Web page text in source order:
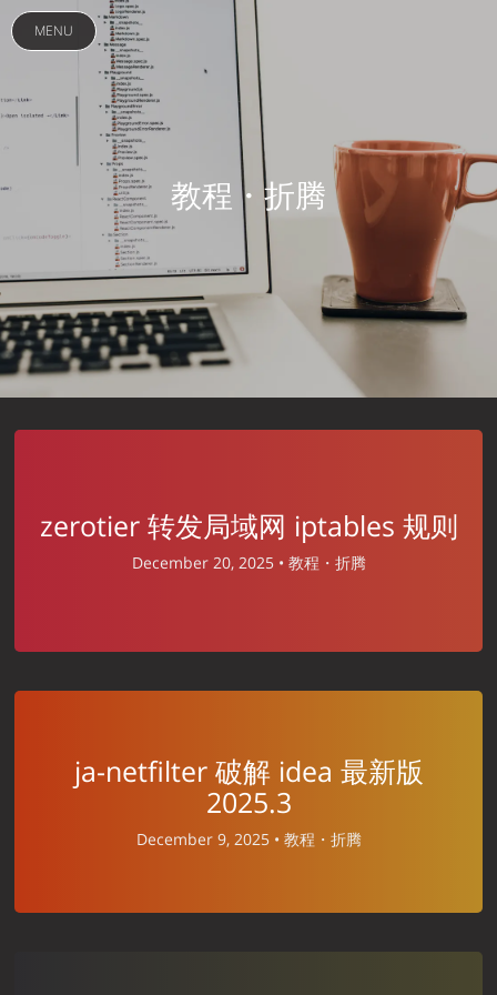
MENU
教程・折腾
zerotier 转发局域网 iptables 规则
December 20, 2025 • 教程・折腾
ja-netfilter 破解 idea 最新版
2025.3
December 9, 2025 • 教程・折腾